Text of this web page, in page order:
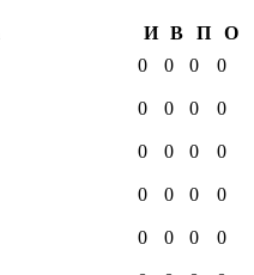
И В П
О
0 0 0 0
0 0 0 0
0 0 0 0
0 0 0 0
0 0 0 0